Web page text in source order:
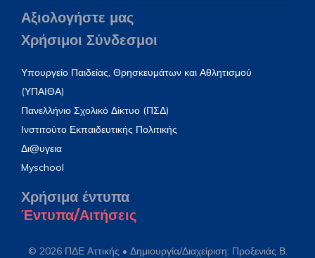
Αξιολογήστε μας
Χρήσιμοι Σύνδεσμοι
Υπουργείο Παιδείας, Θρησκευμάτων και Αθλητισμού
(ΥΠΑΙΘΑ)
Πανελλήνιο Σχολικό Δίκτυο (ΠΣΔ)
Ινστιτούτο Εκπαιδευτικής Πολιτικής
Δι@υγεια
Myschool
Χρήσιμα έντυπα
Έντυπα/Αιτήσεις
© 2026 ΠΔΕ Αττικής • Δημιουργία/Διαχείριση: Προξενιάς Β.